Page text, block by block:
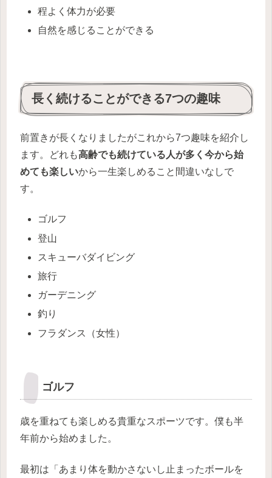
程よく体力が必要
自然を感じることができる
長く続けることができる7つの趣味
前置きが長くなりましたがこれから7つ趣味を紹介し
ます。どれも高齢でも続けている人が多く今から始
めても楽しいから一生楽しめること間違いなしで
す。
ゴルフ
登山
スキューバダイビング
旅行
ガーデニング
釣り
フラダンス（女性）
ゴルフ
歳を重ねても楽しめる貴重なスポーツです。僕も半
年前から始めました。
最初は「あまり体を動かさないし止まったボールを